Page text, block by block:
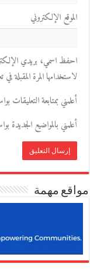
الموقع الإلكتروني
احفظ اسمي، بريدي
لاستخدامها المرة المقبلة في
أعلمني بمتابعة التعليقات
أعلمني بالمواضيع الجديدة
مواقع مهمة